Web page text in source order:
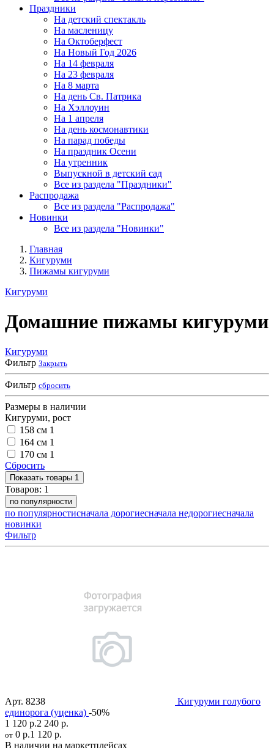
Праздники
На детский спектакль
На масленицу
На Октоберфест
На Новый Год 2026
На 14 февраля
На 23 февраля
На 8 марта
На день Св. Патрика
На Хэллоуин
На 1 апреля
На день космонавтики
На парад победы
На праздник Осени
На утренник
Выпускной в детский сад
Все из раздела "Праздники"
Распродажа
Все из раздела "Распродажа"
Новинки
Все из раздела "Новинки"
Главная
Кигуруми
Пижамы кигуруми
Кигуруми
Домашние пижамы кигуруми
Кигуруми
Фильтр Закрыть
Фильтр сбросить
Размеры в наличии
Кигуруми, рост
158 см 1
164 см 1
170 см 1
Сбросить
Показать товары 1
Товаров: 1
по популярности
по популярностисначала дорогиесначала недорогиесначала
новинки
Фильтр
Арт. 8238
Кигуруми голубого
единорога (уценка) -50%
1 120 р.2 240 р.
от 0 р.1 120 р.
В наличии на маркетплейсах